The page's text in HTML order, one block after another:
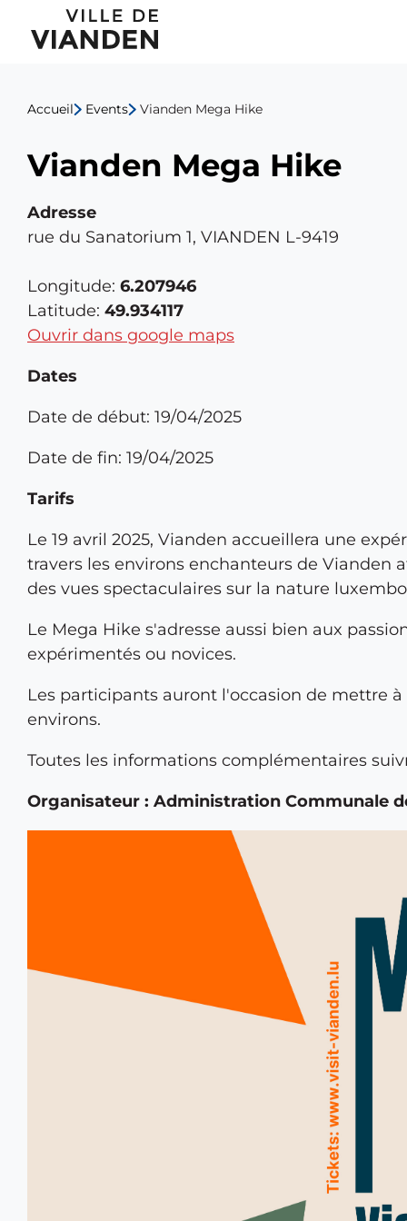
Vianden
Mega
Hike
Menu
navigation
principal
Accueil Events Vianden Mega Hike
Vianden Mega Hike
Adresse
rue du Sanatorium 1, VIANDEN L-9419
Longitude: 6.207946
Latitude: 49.934117
Ouvrir dans google maps
Dates
Date de début: 19/04/2025
Date de fin: 19/04/2025
Tarifs
Le 19 avril 2025, Vianden accueillera une
travers les environs enchanteurs de Vianden
des vues spectaculaires sur la nature
Le Mega Hike s'adresse aussi bien aux
expérimentés ou novices.
Les participants auront l'occasion de mettre
environs.
Toutes les informations complémentaires
Organisateur : Administration Communale